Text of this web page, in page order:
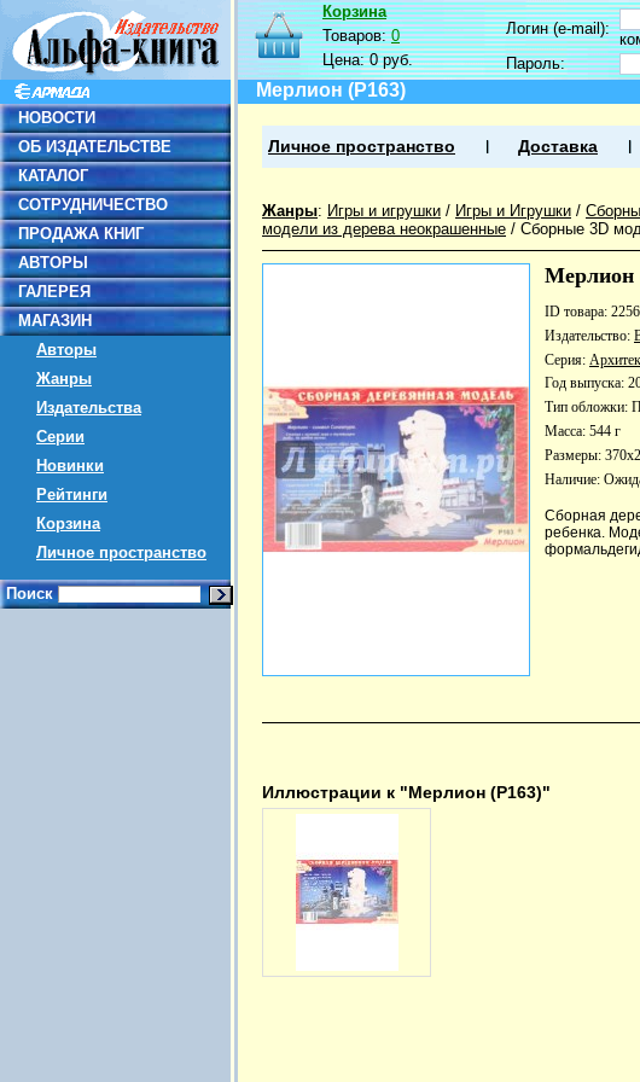
НОВОСТИ
ОБ ИЗДАТЕЛЬСТВЕ
КАТАЛОГ
СОТРУДНИЧЕСТВО
ПРОДАЖА КНИГ
АВТОРЫ
ГАЛЕРЕЯ
МАГАЗИН
Авторы
Жанры
Издательства
Серии
Новинки
Рейтинги
Корзина
Личное пространство
Поиск
Корзина
Товаров:0
Цена:0 руб.
Логин (e-mail):
Пароль:
Мерлион (Р163)
Личное пространство Доставка
Жанры: Игры и игрушки / Игры и Игрушки /
модели из дерева неокрашенные / Сборные 3D
Мерлион
ID товара:
Издательство:
Серия:
Год выпуска:
Тип обложки:
Масса: 544 г
Размеры:
Наличие:
Сборная
ребенка.
Иллюстрации к "Мерлион (Р163)"